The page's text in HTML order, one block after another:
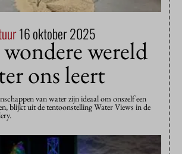
16 oktober 2025
wereld
ons leert
van water zijn ideaal om onszelf een
blijkt uit de tentoonstelling Water Views in de